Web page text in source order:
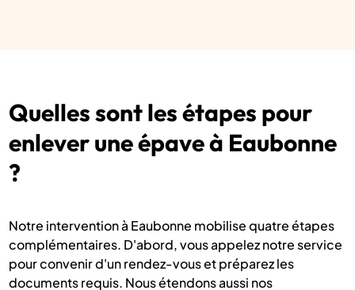
Quelles sont les étapes pour
enlever une épave à Eaubonne
?
Notre intervention à Eaubonne mobilise quatre étapes
complémentaires. D'abord, vous appelez notre service
pour convenir d'un rendez-vous et préparez les
documents requis. Nous étendons aussi nos